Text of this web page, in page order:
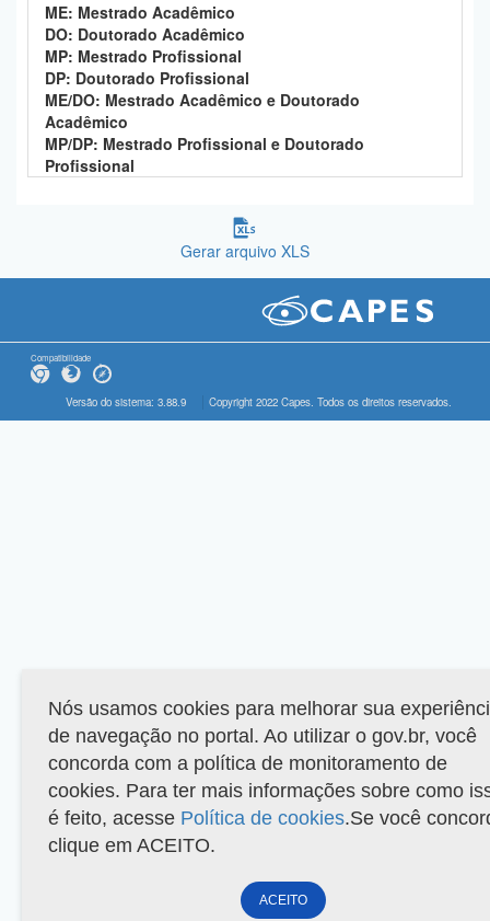
ME: Mestrado Acadêmico
DO: Doutorado Acadêmico
MP: Mestrado Profissional
DP: Doutorado Profissional
ME/DO: Mestrado Acadêmico e Doutorado
Acadêmico
MP/DP: Mestrado Profissional e Doutorado
Profissional
Gerar arquivo XLS
Compatibilidade
Versão do sistema: 3.88.9 Copyright 2022 Capes. Todos os direitos reservados.
Nós usamos cookies para melhorar sua
de navegação no portal. Ao utilizar o gov.br, você
concorda com a política de monitoramento de
cookies. Para ter mais informações sobre como
é feito, acesse Política de cookies.Se você
clique em ACEITO.
ACEITO